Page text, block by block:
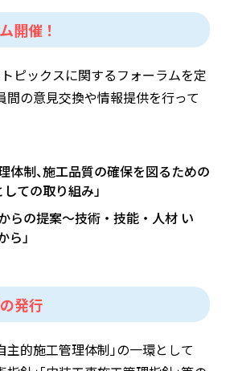
結集全国大会を開催
月6日-4月21日
工管理体制説明会」を建設省後
月23日
年記念全国大会」（
第2回全国床
者結集全国大会
て開催
月–昭和63年3月
者としての役割と責任を果た
）
月5日–平成5年3月17
設省の後援により全国10会場に
フ創立15周年記念式典を東京都
催
開催！
ピックスに関するフォーラムを定
間の意見交換や情報提供を行って
体制、施工品質の確保を図るための
ての取り組み 」
らの提案～技術・技能・人材 い
ら 」
発行
主的施工管理体制 」の一環として